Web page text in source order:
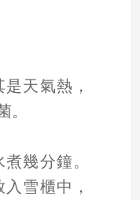
天氣熱，
幾分鐘。
雪櫃中，